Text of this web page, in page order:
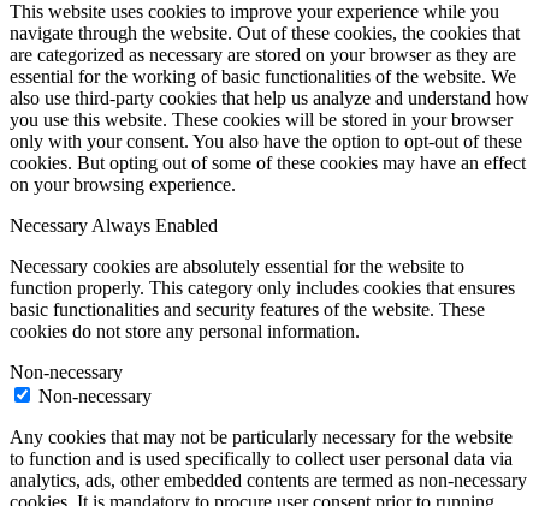
This website uses cookies to improve your experience while you
navigate through the website. Out of these cookies, the cookies that
are categorized as necessary are stored on your browser as they are
essential for the working of basic functionalities of the website. We
also use third-party cookies that help us analyze and understand how
you use this website. These cookies will be stored in your browser
only with your consent. You also have the option to opt-out of these
cookies. But opting out of some of these cookies may have an effect
on your browsing experience.
NecessaryAlways Enabled
Necessary cookies are absolutely essential for the website to
function properly. This category only includes cookies that ensures
basic functionalities and security features of the website. These
cookies do not store any personal information.
Non-necessary
Non-necessary
Any cookies that may not be particularly necessary for the website
to function and is used specifically to collect user personal data via
analytics, ads, other embedded contents are termed as non-necessary